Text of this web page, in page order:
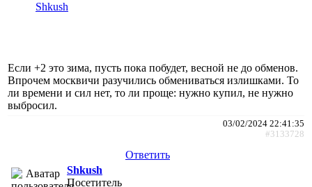
Shkush
Если +2 это зима, пусть пока побудет, весной не до обменов.
Впрочем москвичи разучились обмениваться излишками. То
ли времени и сил нет, то ли проще: нужно купил, не нужно
выбросил.
03/02/2024 22:41:35
#3133728
Ответить
Shkush
Посетитель